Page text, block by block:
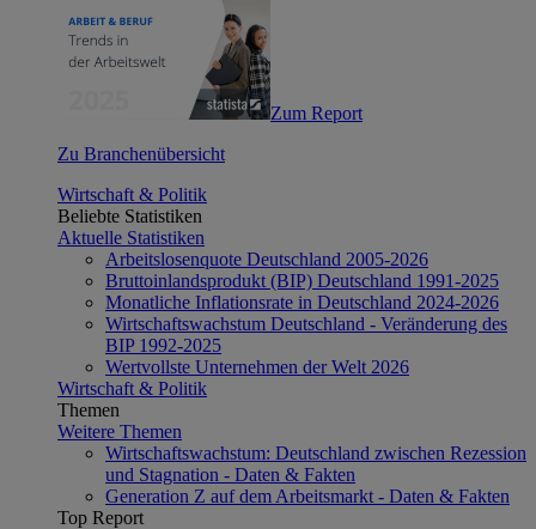
Zum Report
Zu Branchenübersicht
Wirtschaft & Politik
Beliebte Statistiken
Aktuelle Statistiken
Arbeitslosenquote Deutschland 2005-2026
Bruttoinlandsprodukt (BIP) Deutschland 1991-2025
Monatliche Inflationsrate in Deutschland 2024-2026
Wirtschaftswachstum Deutschland - Veränderung des
BIP 1992-2025
Wertvollste Unternehmen der Welt 2026
Wirtschaft & Politik
Themen
Weitere Themen
Wirtschaftswachstum: Deutschland zwischen Rezession
und Stagnation - Daten & Fakten
Generation Z auf dem Arbeitsmarkt - Daten & Fakten
Top Report